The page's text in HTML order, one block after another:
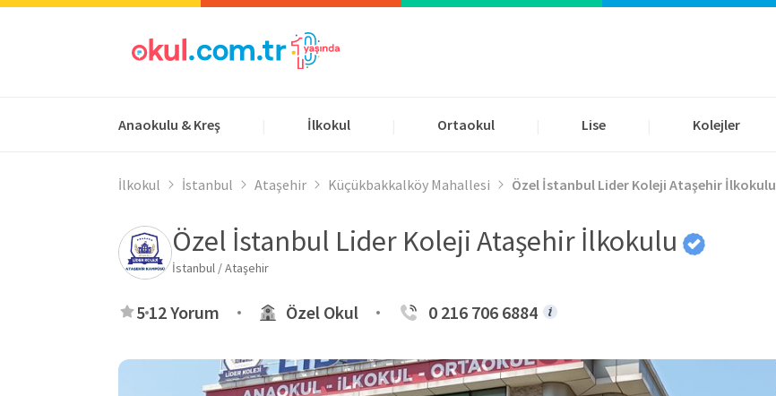
Anaokulu & Kreş İlkokul Ortaokul Lise Kolejler
İlkokul İstanbul Ataşehir Küçükbakkalköy Mahallesi Özel İstanbul Lider Koleji Ataşehir İlkokulu
Özel İstanbul Lider Koleji Ataşehir İlkokulu
İstanbul / Ataşehir
5 12 Yorum Özel Okul 0 216 706 6884